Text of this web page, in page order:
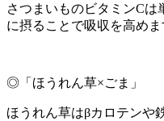
さつまいものビタミンC
に摂ることで吸収を高めま
◎「ほうれん草×ごま」
ほうれん草はβカロテンや